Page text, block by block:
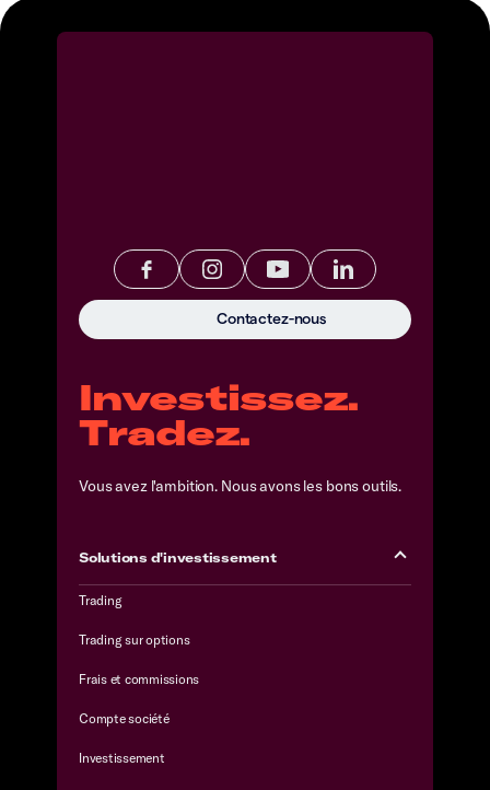
Investissez.
Tradez.
Vous avez l'ambition. Nous avons les bons outils.
Solutions d'investissement
Trading
Trading sur options
Frais et commissions
Compte société
Investissement